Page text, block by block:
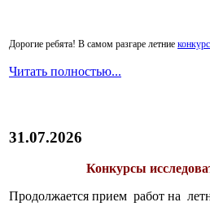
Дорогие ребята! В самом разгаре летние
Читать полностью...
31.07.2026
Конкурсы
Продолжается прием работ на